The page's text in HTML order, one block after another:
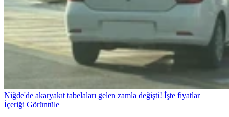
Niğde'de akaryakıt tabelaları gelen zamla değişti! İşte fiyatlar
İçeriği Görüntüle